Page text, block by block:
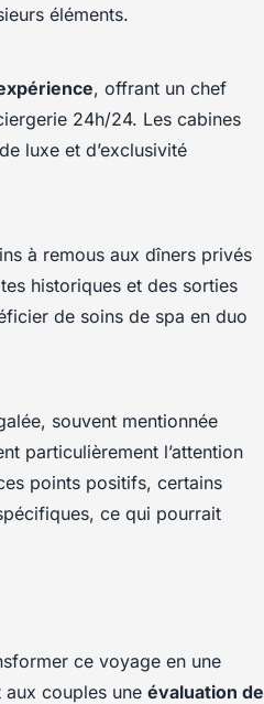
éléments.
, offrant un chef
24h/24. Les cabines
luxe et d’exclusivité
à remous aux dîners privés
historiques et des sorties
de soins de spa en duo
souvent mentionnée
particulièrement l’attention
points positifs, certains
ce qui pourrait
ce voyage en une
couples une évaluation de